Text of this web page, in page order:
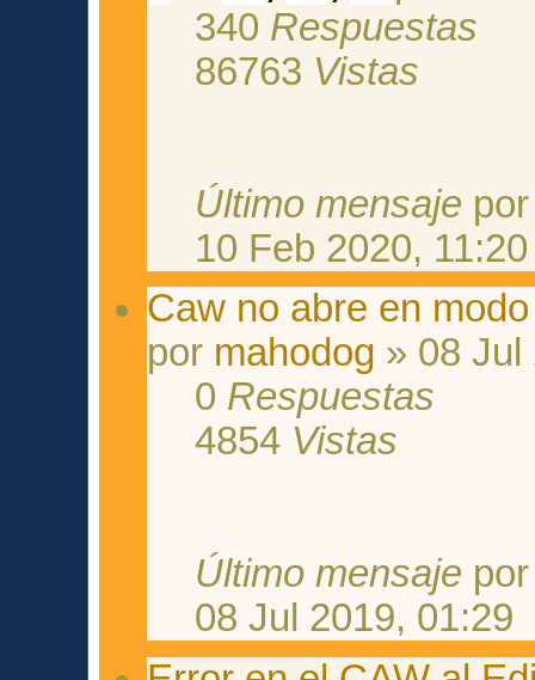
340 Respuestas
86763 Vistas
Último mensaje
10 Feb 2020, 11:20
Caw no abre en
por mahodog » 08 Jul
0 Respuestas
4854 Vistas
Último mensaje
08 Jul 2019, 01:29